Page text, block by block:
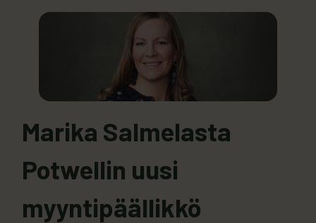
kylvöissä ollaan pinta-alan osalta…
ja
Marika Salmelasta
Potwellin uusi
myyntipäällikkö